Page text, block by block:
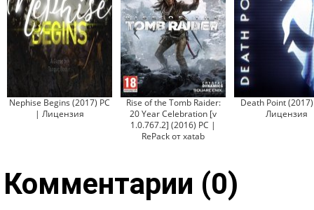
Nephise Begins (2017) PC
| Лицензия
Rise of the Tomb Raider:
20 Year Celebration [v
1.0.767.2] (2016) PC |
RePack от xatab
Death Point
Лицензия
Комментарии (0)